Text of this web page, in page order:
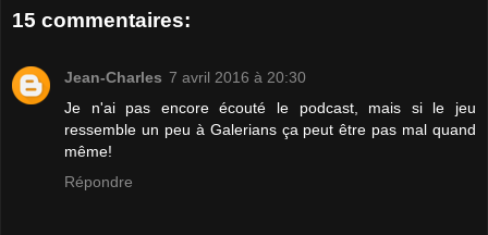
15 commentaires:
Jean-Charles 7 avril 2016 à 20:30
Je n'ai pas encore écouté le podcast, mais si le jeu
ressemble un peu à Galerians ça peut être pas mal quand
même!
Répondre